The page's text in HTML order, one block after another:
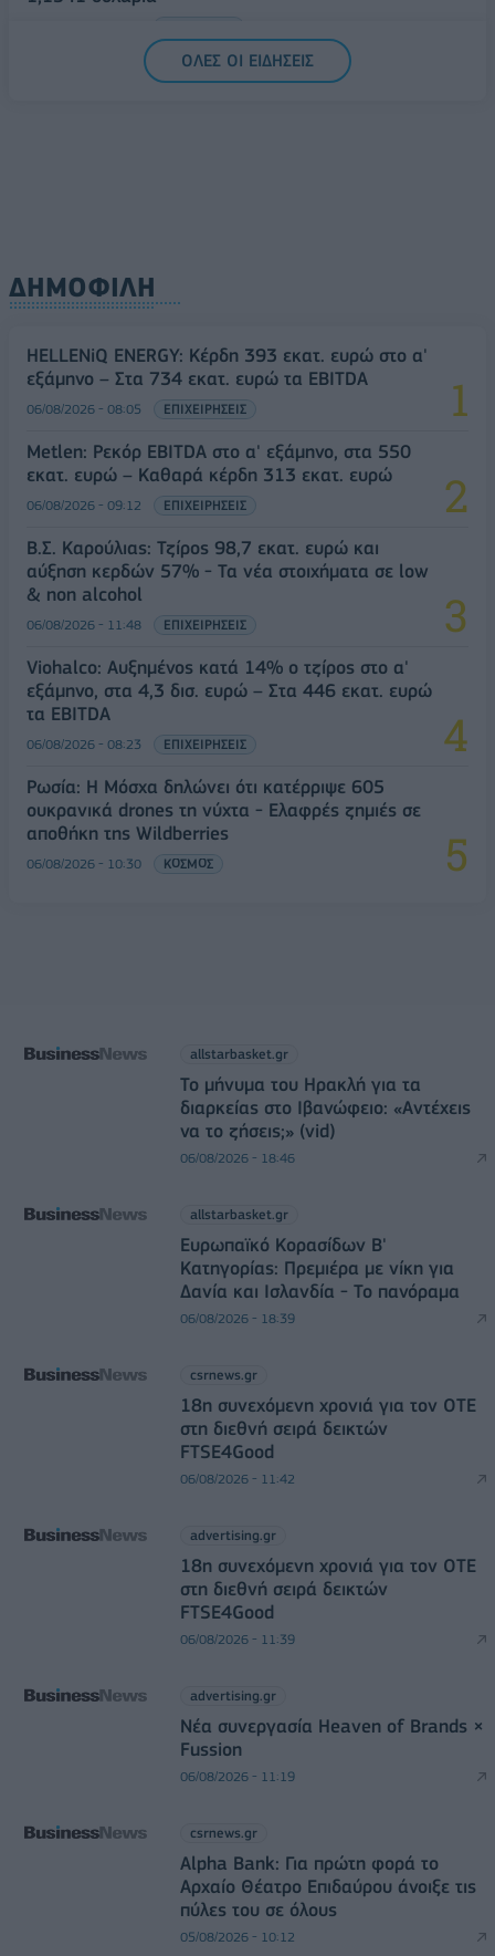
ΟΛΕΣ ΟΙ ΕΙΔΗΣΕΙΣ
ΔΗΜΟΦΙΛΗ
HELLENiQ ENERGY: Κέρδη 393 εκατ. ευρώ στο α'
εξάμηνο – Στα 734 εκατ. ευρώ τα EBITDA
06/08/2026 - 08:05 ΕΠΙΧΕΙΡΗΣΕΙΣ
Metlen: Ρεκόρ EBITDA στο α' εξάμηνο, στα 550
εκατ. ευρώ – Καθαρά κέρδη 313 εκατ. ευρώ
06/08/2026 - 09:12 ΕΠΙΧΕΙΡΗΣΕΙΣ
Β.Σ. Καρούλιας: Τζίρος 98,7 εκατ. ευρώ και
αύξηση κερδών 57% - Τα νέα στοιχήματα σε low
& non alcohol
06/08/2026 - 11:48 ΕΠΙΧΕΙΡΗΣΕΙΣ
Viohalco: Αυξημένος κατά 14% ο τζίρος στο α'
εξάμηνο, στα 4,3 δισ. ευρώ – Στα 446 εκατ. ευρώ
τα EBITDA
06/08/2026 - 08:23 ΕΠΙΧΕΙΡΗΣΕΙΣ
Ρωσία: Η Μόσχα δηλώνει ότι κατέρριψε 605
ουκρανικά drones τη νύχτα - Ελαφρές ζημιές σε
αποθήκη της Wildberries
06/08/2026 - 10:30 ΚΟΣΜΟΣ
allstarbasket.gr
Το μήνυμα του Ηρακλή για τα
διαρκείας στο Ιβανώφειο: «Αντέχεις
να το ζήσεις;» (vid)
06/08/2026 - 18:46
allstarbasket.gr
Ευρωπαϊκό Κορασίδων Β'
Κατηγορίας: Πρεμιέρα με νίκη για
Δανία και Ισλανδία - Το πανόραμα
06/08/2026 - 18:39
csrnews.gr
18η συνεχόμενη χρονιά για τον ΟΤΕ
στη διεθνή σειρά δεικτών
FTSE4Good
06/08/2026 - 11:42
advertising.gr
18η συνεχόμενη χρονιά για τον ΟΤΕ
στη διεθνή σειρά δεικτών
FTSE4Good
06/08/2026 - 11:39
advertising.gr
Νέα συνεργασία Heaven of Brands ×
Fussion
06/08/2026 - 11:19
csrnews.gr
Alpha Bank: Για πρώτη φορά το
Αρχαίο Θέατρο Επιδαύρου άνοιξε τις
πύλες του σε όλους
05/08/2026 - 10:12